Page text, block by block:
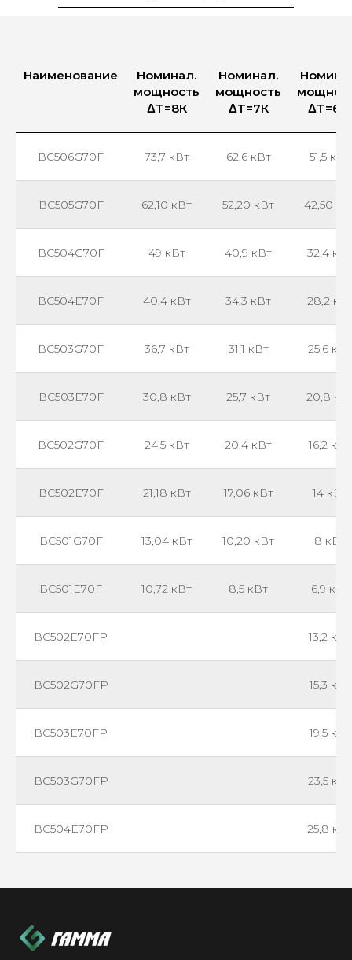
Наименование
Номинал.
мощность
ΔT=8К
Номинал.
мощность
ΔT=7К
ΔT=6К)
ВС506G70F 73,7 кВт 62,6 кВт 51,5 кВт
ВС505G70F 62,10 кВт 52,20 кВт 42,50
ВС504G70F 49 кВт 40,9 кВт 32,4 кВт
ВС504Е70F 40,4 кВт 34,3 кВт 28,2
ВС503G70F 36,7 кВт 31,1 кВт 25,6 кВт
ВС503Е70F 30,8 кВт 25,7 кВт 20,8
ВС502G70F 24,5 кВт 20,4 кВт 16,2 кВт
ВС502Е70F 21,18 кВт 17,06 кВт 14 кВт
ВС501G70F 13,04 кВт 10,20 кВт 8 кВт
ВС501Е70F 10,72 кВт 8,5 кВт 6,9 кВт
ВС502Е70FР 13,2 кВт
ВС502G70FР 15,3 кВт
ВС503E70FР 19,5 кВт
ВС503G70FР 23,5 кВт
ВС504E70FР 25,8 кВт